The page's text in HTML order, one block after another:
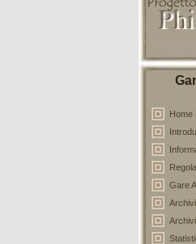
Home
Gare